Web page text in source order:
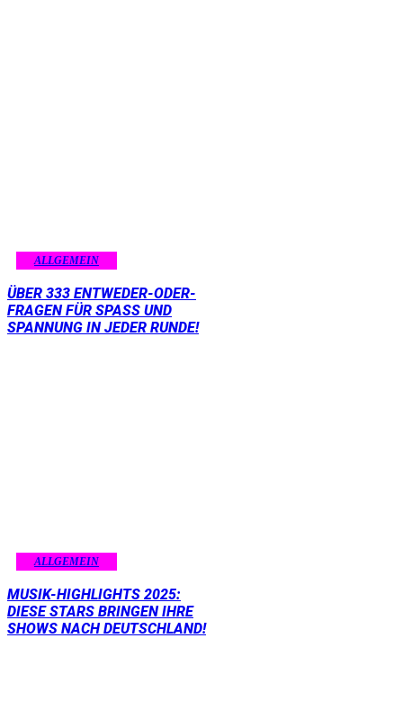
ALLGEMEIN
ÜBER 333 ENTWEDER-ODER-
FRAGEN FÜR SPASS UND S
PANNUNG IN JEDER RUNDE!
ALLGEMEIN
MUSIK-HIGHLIGHTS 2025:
DIESE STARS BRINGEN IHRE
SHOWS NACH DEUTSCHLAND!